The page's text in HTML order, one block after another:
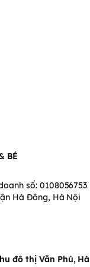
BÉ
số: 0108056753
Hà Đông, Hà Nội
đô thị Văn Phú, Hà